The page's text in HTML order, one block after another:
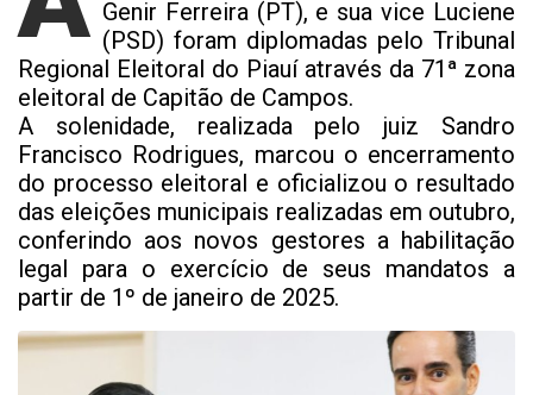
Genir Ferreira (PT), e sua vice Luciene
(PSD) foram diplomadas pelo Tribunal
Regional Eleitoral do Piauí através da 71ª zona
eleitoral de Capitão de Campos.
A solenidade, realizada pelo juiz Sandro
Francisco Rodrigues, marcou o encerramento
do processo eleitoral e oficializou o resultado
das eleições municipais realizadas em outubro,
conferindo aos novos gestores a habilitação
legal para o exercício de seus mandatos a
partir de 1º de janeiro de 2025.